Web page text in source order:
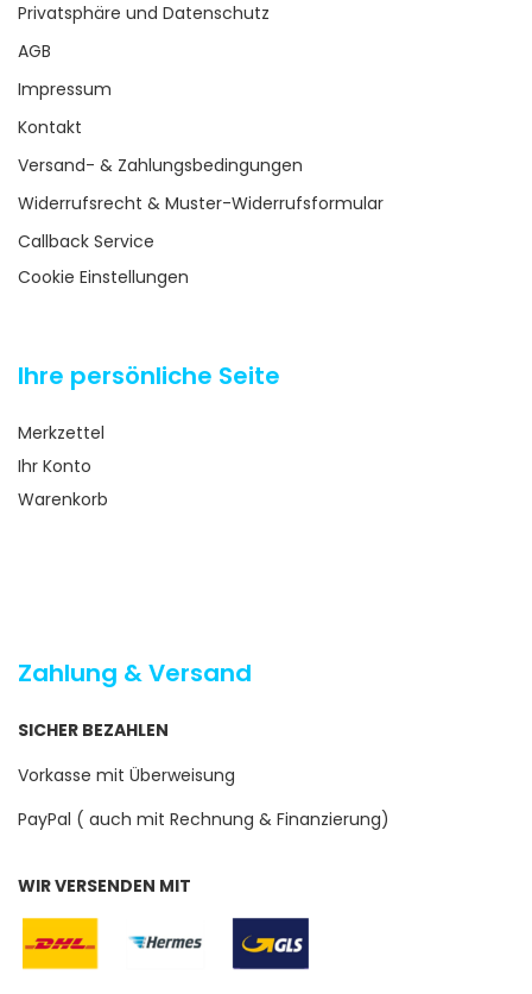
Privatsphäre und Datenschutz
AGB
Impressum
Kontakt
Versand- & Zahlungsbedingungen
Widerrufsrecht & Muster-Widerrufsformular
Callback Service
Cookie Einstellungen
Ihre persönliche Seite
Merkzettel
Ihr Konto
Warenkorb
Zahlung & Versand
SICHER BEZAHLEN
Vorkasse mit Überweisung
PayPal ( auch mit Rechnung & Finanzierung)
WIR VERSENDEN MIT